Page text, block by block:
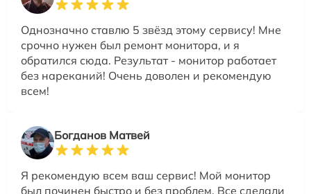
Однозначно ставлю 5 звёзд этому сервису! Мне
срочно нужен был ремонт монитора, и я
обратился сюда. Результат - монитор работает
без нареканий! Очень доволен и рекомендую
всем!
Богданов Матвей
Я рекомендую всем ваш сервис! Мой монитор
был починен быстро и без проблем. Все сделали